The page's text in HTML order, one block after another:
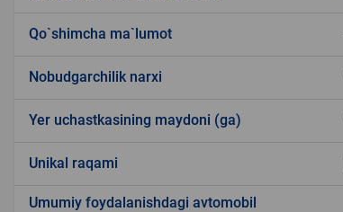
Qo`shimcha ma`lumot
Nobudgarchilik narxi
Yer uchastkasining maydoni (ga)
Unikal raqami
Umumiy foydalanishdagi avtomobil